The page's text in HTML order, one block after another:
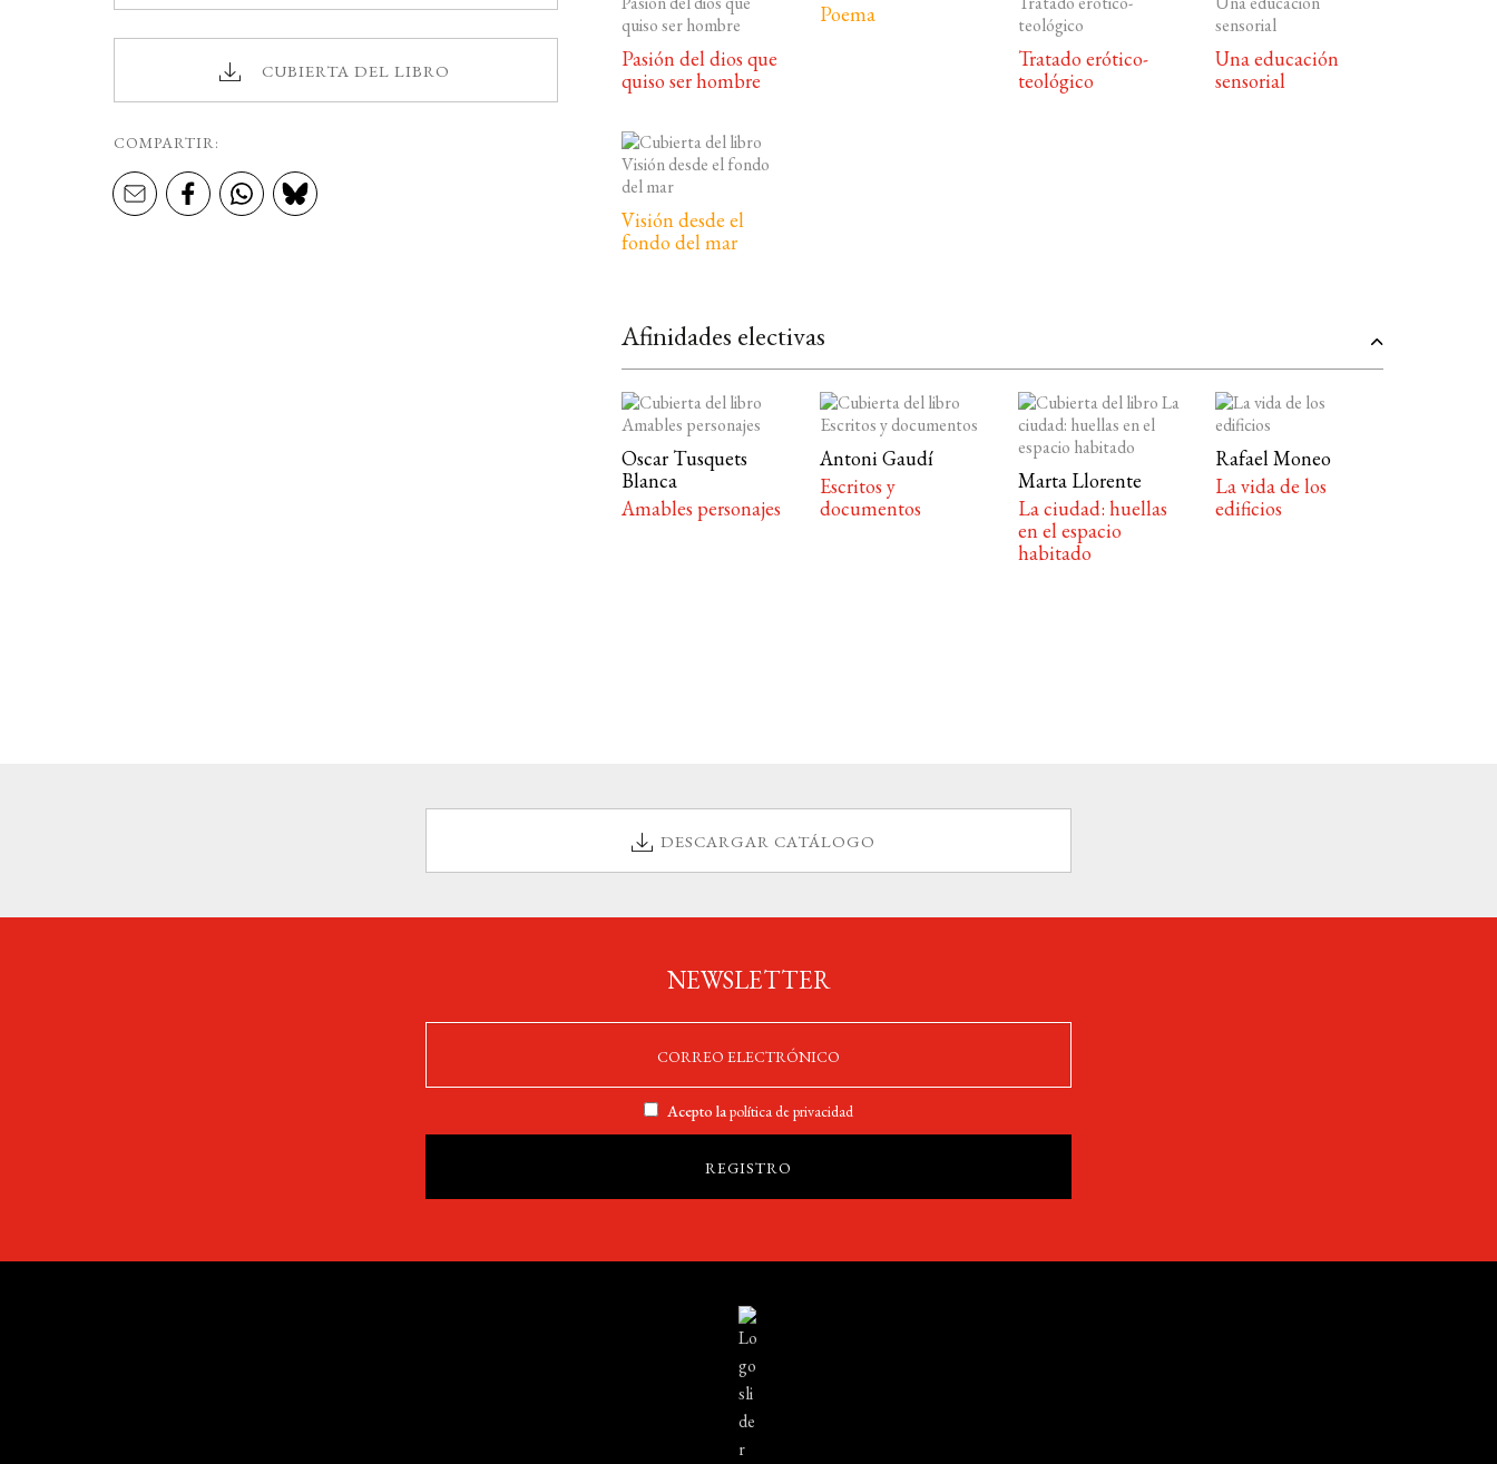
CUBIERTA DEL LIBRO
COMPARTIR:
Pasión del dios que
quiso ser hombre
Poema
Tratado erótico-
teológico
Una educación
sensorial
Visión desde el
fondo del mar
Afinidades electivas
Oscar Tusquets
Blanca
Amables personajes
Antoni Gaudí
Escritos y
documentos
Marta Llorente
La ciudad: huellas
en el espacio
habitado
Rafael Moneo
La vida de los
edificios
DESCARGAR CATÁLOGO
NEWSLETTER
Acepto lapolítica de privacidad